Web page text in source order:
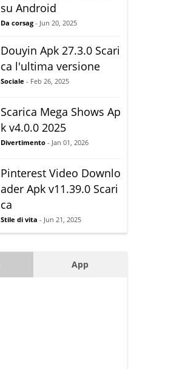
su Android
Da corsag - Jun 20, 2025
Douyin Apk 27.3.0 Scari
ca l'ultima versione
Sociale - Feb 26, 2025
Scarica Mega Shows Ap
k v4.0.0 2025
Divertimento - Jan 01, 2026
Pinterest Video Downlo
ader Apk v11.39.0 Scari
ca
Stile di vita - Jun 21, 2025
App